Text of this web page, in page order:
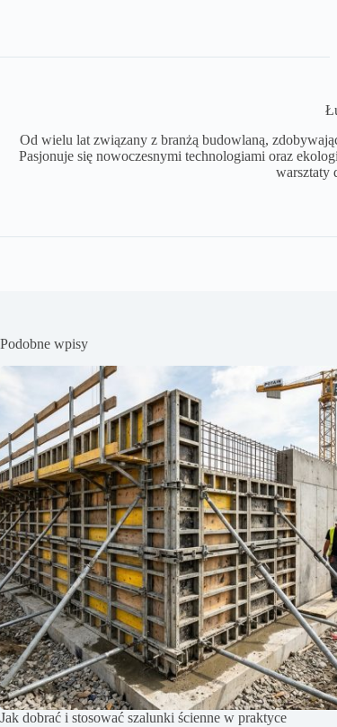
Od wielu lat związany z branżą budowlaną,
Pasjonuje się nowoczesnymi technologiami oraz
warsztaty
Podobne wpisy
Jak dobrać i stosować szalunki ścienne w praktyce